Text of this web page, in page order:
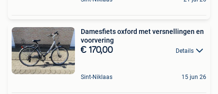
Damesfiets oxford met versnellingen en
voorvering
€ 170,00 Details
Sint-Niklaas 15 jun 26